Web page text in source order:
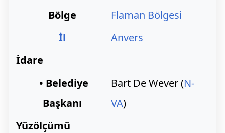
Bölge
Flaman Bölgesi
İl
Anvers
İdare
• Belediye
Başkanı
Bart De Wever (N-
VA)
Yüzölçümü